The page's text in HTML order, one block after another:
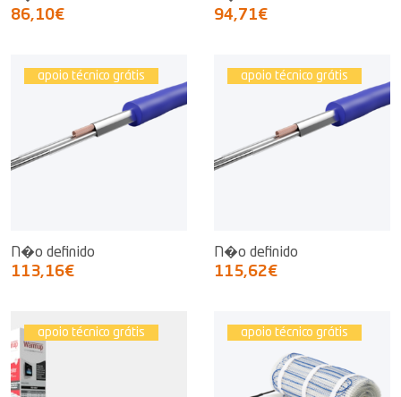
86,10€ 94,71€
apoio técnico grátis
N�o definido
113,16€
apoio técnico grátis
N�o definido
115,62€
apoio técnico grátis apoio técnico grátis